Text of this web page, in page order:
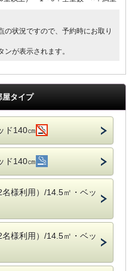
状況ですので、予約時にお取り
が表示されます。
屋タイプ
ド140㎝
ド140㎝
様利用）/14.5㎡・ベッ
様利用）/14.5㎡・ベッ